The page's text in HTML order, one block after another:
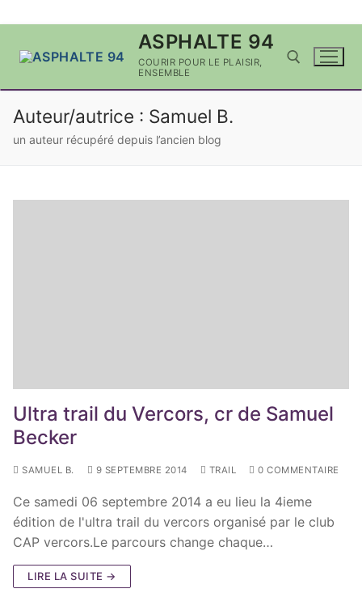
ASPHALTE 94
COURIR POUR LE PLAISIR,
ENSEMBLE
Auteur/autrice : Samuel B.
un auteur récupéré depuis l’ancien blog
Ultra trail du Vercors, cr de Samuel
Becker
SAMUEL B. 9 SEPTEMBRE 2014 TRAIL 0 COMMENTAIRE
Ce samedi 06 septembre 2014 a eu lieu la 4ieme
édition de l'ultra trail du vercors organisé par le club
CAP vercors.Le parcours change chaque…
LIRE LA SUITE →